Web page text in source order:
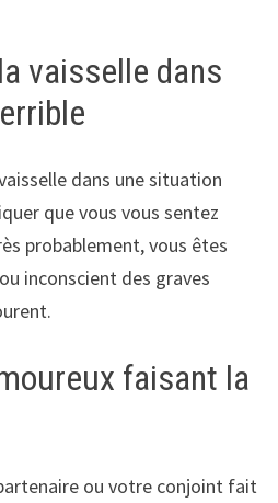
vaisselle dans
dans une situation
que vous vous sentez
probablement, vous êtes
inconscient des graves
faisant la
ou votre conjoint fait